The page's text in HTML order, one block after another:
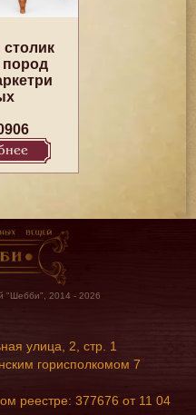
пород
"Шебби", 2014 - 2026
улица, 2, стр. 1
горисполкомом 7
реестре: 377676 от 11 04